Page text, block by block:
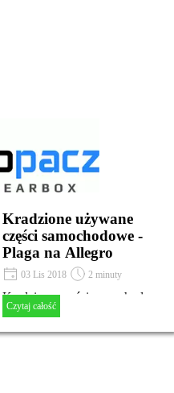
Kradzione używane
części samochodowe -
Plaga na Allegro
03 Lis 2018 2 minuty
Kradzione części samochodowe
Czytaj całość